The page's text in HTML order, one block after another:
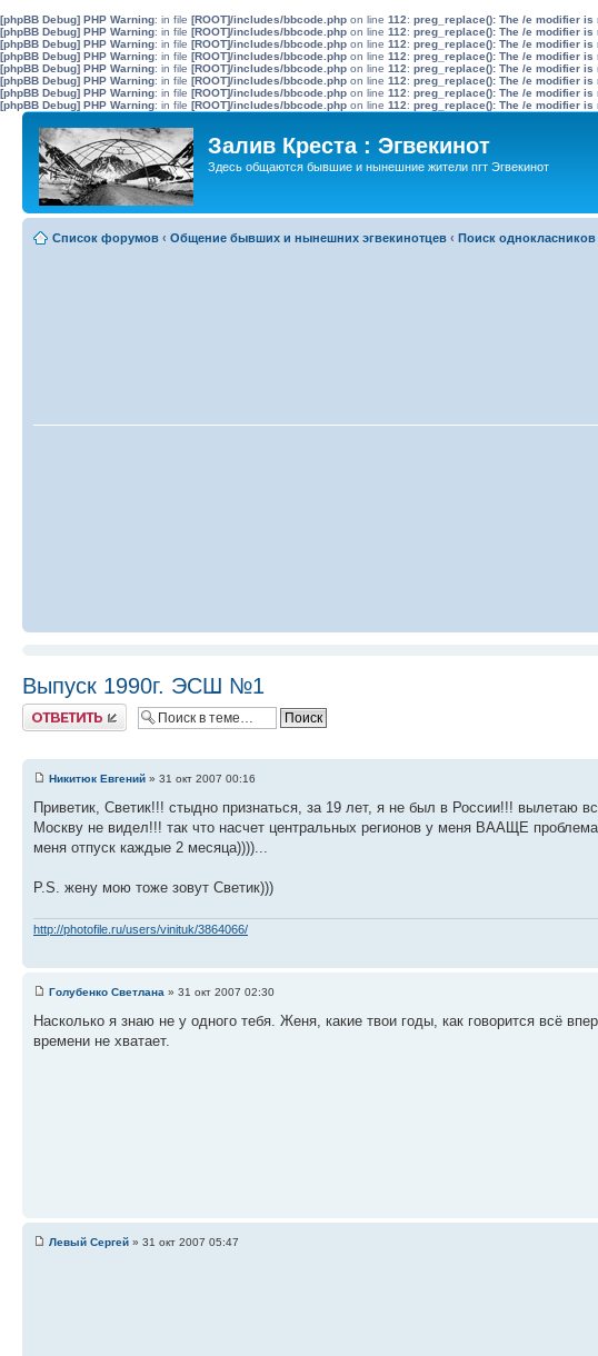
[phpBB Debug] PHP Warning: in file [ROOT]/includes/bbcode.php on line 112: preg_replace(): The /e modifier
[phpBB Debug] PHP Warning: in file [ROOT]/includes/bbcode.php on line 112: preg_replace(): The /e modifier
[phpBB Debug] PHP Warning: in file [ROOT]/includes/bbcode.php on line 112: preg_replace(): The /e modifier
[phpBB Debug] PHP Warning: in file [ROOT]/includes/bbcode.php on line 112: preg_replace(): The /e modifier
[phpBB Debug] PHP Warning: in file [ROOT]/includes/bbcode.php on line 112: preg_replace(): The /e modifier
[phpBB Debug] PHP Warning: in file [ROOT]/includes/bbcode.php on line 112: preg_replace(): The /e modifier
[phpBB Debug] PHP Warning: in file [ROOT]/includes/bbcode.php on line 112: preg_replace(): The /e modifier
[phpBB Debug] PHP Warning: in file [ROOT]/includes/bbcode.php on line 112: preg_replace(): The /e modifier
Залив Креста : Эгвекинот
Здесь общаются бывшие и нынешние жители пгт Эгвекинот
Список форумов ‹ Общение бывших и нынешних эгвекинотцев ‹ Поиск
Выпуск 1990г. ЭСШ №1
Ответить
Никитюк Евгений » 31 окт 2007 00:16
Приветик, Светик!!! стыдно признаться, за 19 лет, я не был в России!!! вылетаю
Москву не видел!!! так что насчет центральных регионов у меня ВААЩЕ
меня отпуск каждые 2 месяца))))...
P.S. жену мою тоже зовут Светик)))
http://photofile.ru/users/vinituk/3864066/
Голубенко Светлана » 31 окт 2007 02:30
Насколько я знаю не у одного тебя. Женя, какие твои годы, как говорится всё
времени не хватает.
Левый Сергей » 31 окт 2007 05:47